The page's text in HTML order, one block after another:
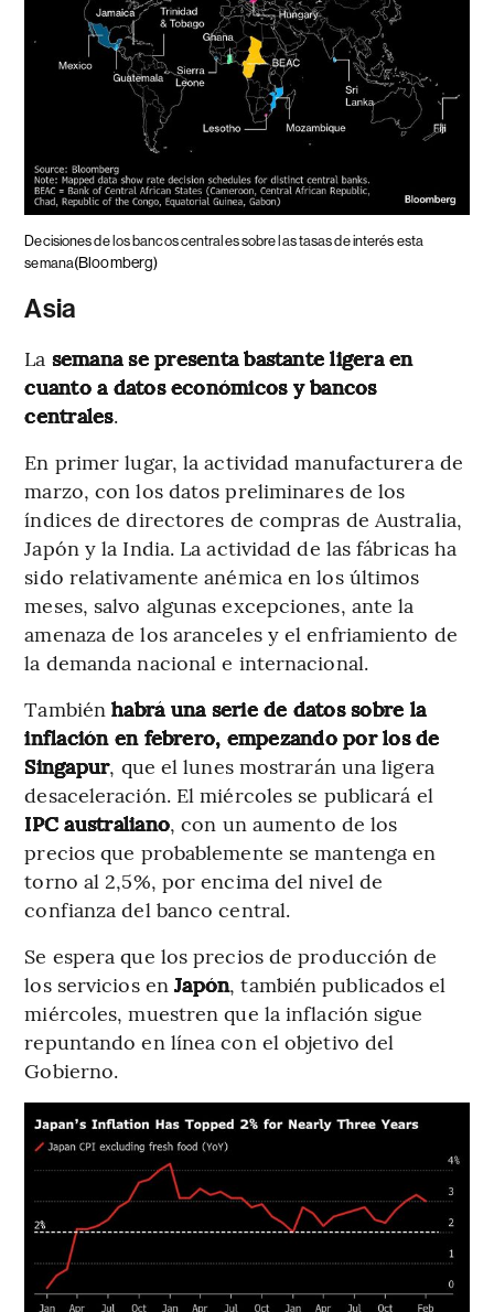
Decisiones de los bancos centrales sobre las tasas de interés esta
semana(Bloomberg)
Asia
La semana se presenta bastante ligera en
cuanto a datos económicos y bancos
centrales.
En primer lugar, la actividad manufacturera de
marzo, con los datos preliminares de los
índices de directores de compras de Australia,
Japón y la India. La actividad de las fábricas ha
sido relativamente anémica en los últimos
meses, salvo algunas excepciones, ante la
amenaza de los aranceles y el enfriamiento de
la demanda nacional e internacional.
Tambiénhabrá una serie de datos sobre la
inflación en febrero, empezando por los de
Singapur, que el lunes mostrarán una ligera
desaceleración. El miércoles se publicará el
IPC australiano, con un aumento de los
precios que probablemente se mantenga en
torno al 2,5%, por encima del nivel de
confianza del banco central.
Se espera que los precios de producción de
los servicios enJapón, también publicados el
miércoles, muestren que la inflación sigue
repuntando en línea con el objetivo del
Gobierno.